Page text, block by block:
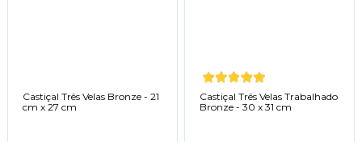
Castiçal Três Velas Bronze - 21
cm x 27 cm
Castiçal Três Velas Trabalhado
Bronze - 30 x 31 cm